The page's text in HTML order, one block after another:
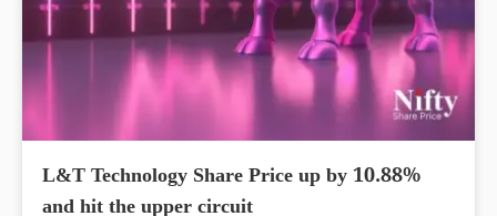
L&T Technology Share Price up by 10.88%
and hit the upper circuit